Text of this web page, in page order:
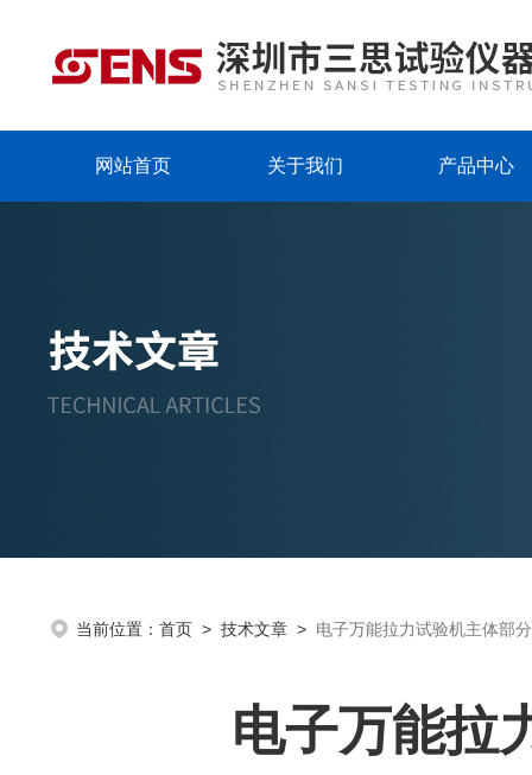
网站首页 关于我们 产品中心
当前位置： 首页 > 技术文章 > 电子万能拉力试验机主体部
电子万能拉